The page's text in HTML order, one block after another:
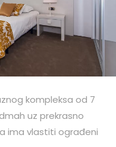
kompleksa od 7
uz prekrasno
ima vlastiti ograđeni